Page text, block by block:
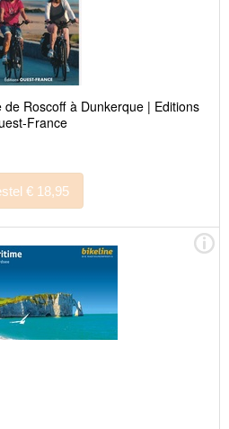
Roscoff à Dunkerque | Editions
France
Bestel € 18,95